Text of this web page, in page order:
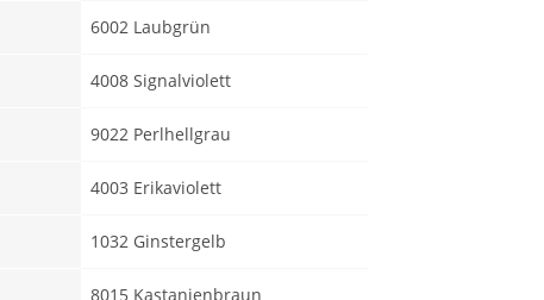
6002 Laubgrün
4008 Signalviolett
9022 Perlhellgrau
4003 Erikaviolett
1032 Ginstergelb
8015 Kastanienbraun